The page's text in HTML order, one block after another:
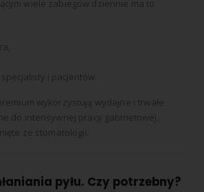
wiele zabiegów dziennie ma to
i pacjentów.
wykorzystują wydajne i trwałe
do intensywnej pracy gabinetowej,
ze stomatologii.
pyłu. Czy potrzebny?